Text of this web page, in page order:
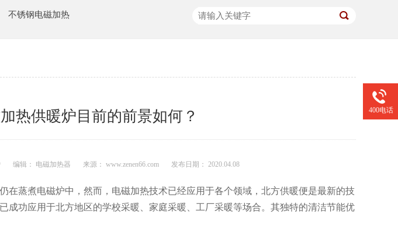
不锈钢电磁加热
热供暖炉目前的前景如何？
编辑： 电磁加热器 来源： www.zenen66.com 发布日期： 2020.04.08
在蒸煮电磁炉中，然而，电磁加热技术已经应用于各个领域，北方供暖便是最新的技
已成功应用于北方地区的学校采暖、家庭采暖、工厂采暖等场合。其独特的清洁节能优
400电话